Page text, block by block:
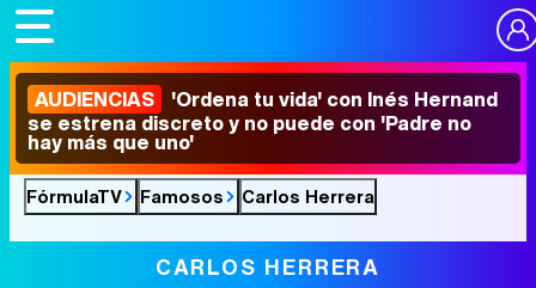
AUDIENCIAS 'Ordena tu vida' con Inés Hernand
se estrena discreto y no puede con 'Padre no
hay más que uno'
FórmulaTV Famosos Carlos Herrera
CARLOS HERRERA